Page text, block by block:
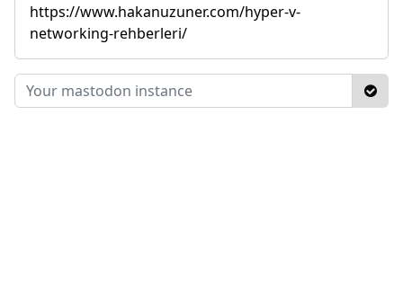
https://www.hakanuzuner.com/hyper-v-
networking-rehberleri/